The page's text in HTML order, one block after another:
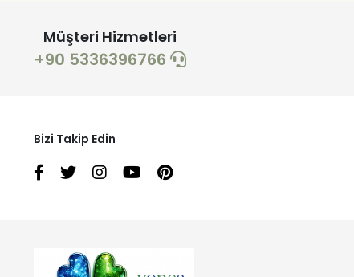
Müşteri Hizmetleri
+90 5336396766
Bizi Takip Edin